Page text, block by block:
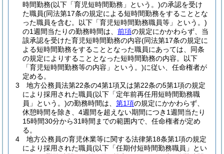
時間勤務(以下「育児短時間勤務」という。)の承認を受け
た職員(同法第17条の規定による短時間勤務をすることとな
った職員を含む。以下「育児短時間勤務職員等」という。)
の1週間当たりの勤務時間は、 前項の規定にかかわらず、当
該承認を受けた育児短時間勤務の内容(同法第17条の規定に
よる短時間勤務をすることとなった職員にあっては、同条
の規定によりすることとなった短時間勤務の内容。以下
「育児短時間勤務等の内容」という。)に従い、任命権者が
定める。
3
地方公務員法第22条の4第1項又は第22条の5第1項の規定
により採用された職員(以下「定年前再任用短時間勤務職
員」という。)の勤務時間は、 第1項の規定にかかわらず、
休憩時間を除き、4週間を超えない期間につき1週間当たり
15時間30分から31時間までの範囲内で、任命権者が定め
る。
4
地方公務員の育児休業等に関する法律第18条第1項の規定
により採用された職員(以下「任期付短時間勤務職員」とい